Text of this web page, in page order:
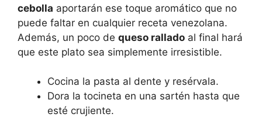
cebolla aportarán ese toque aromático que no
puede faltar en cualquier receta venezolana.
Además, un poco de queso rallado al final hará
que este plato sea simplemente irresistible.
Cocina la pasta al dente y resérvala.
Dora la tocineta en una sartén hasta que
esté crujiente.